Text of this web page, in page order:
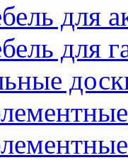
для
для